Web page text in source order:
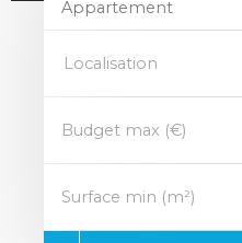
Appartement
Localisation
Budget max (€)
Surface min (m²)